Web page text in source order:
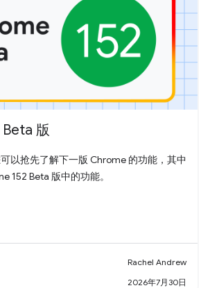
版
以抢先了解下一版 Chrome 的功能，其中
152 Beta 版中的功能。
Rachel Andrew
2026年7月30日